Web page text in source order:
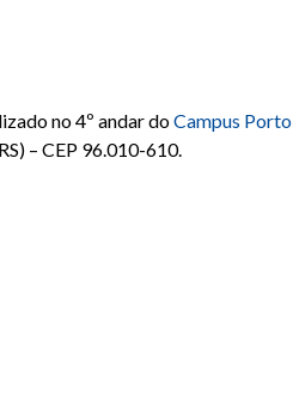
no 4º andar doCampus Porto
– CEP 96.010-610.